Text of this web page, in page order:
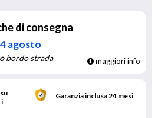
di consegna
agosto
bordo strada maggiori info
i
Garanzia inclusa 24 mesi